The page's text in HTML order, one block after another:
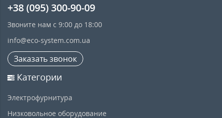
+38 (095) 300-90-09
Звоните нам с 9:00 до 18:00
info@eco-system.com.ua
Заказать звонок
Категории
Электрофурнитура
Низковольное оборудование